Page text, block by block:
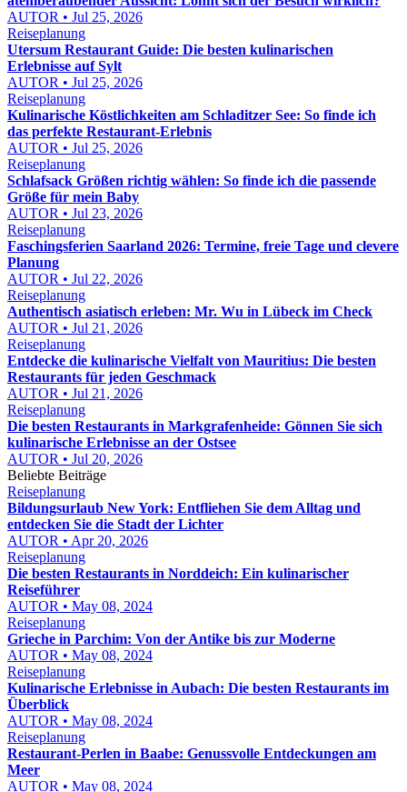
AUTOR • Jul 25, 2026
Reiseplanung
Utersum Restaurant Guide: Die besten kulinarischen
Erlebnisse auf Sylt
AUTOR • Jul 25, 2026
Reiseplanung
Kulinarische Köstlichkeiten am Schladitzer See: So finde ich
das perfekte Restaurant-Erlebnis
AUTOR • Jul 25, 2026
Reiseplanung
Schlafsack Größen richtig wählen: So finde ich die passende
Größe für mein Baby
AUTOR • Jul 23, 2026
Reiseplanung
Faschingsferien Saarland 2026: Termine, freie Tage und clevere
Planung
AUTOR • Jul 22, 2026
Reiseplanung
Authentisch asiatisch erleben: Mr. Wu in Lübeck im Check
AUTOR • Jul 21, 2026
Reiseplanung
Entdecke die kulinarische Vielfalt von Mauritius: Die besten
Restaurants für jeden Geschmack
AUTOR • Jul 21, 2026
Reiseplanung
Die besten Restaurants in Markgrafenheide: Gönnen Sie sich
kulinarische Erlebnisse an der Ostsee
AUTOR • Jul 20, 2026
Beliebte Beiträge
Reiseplanung
Bildungsurlaub New York: Entfliehen Sie dem Alltag und
entdecken Sie die Stadt der Lichter
AUTOR • Apr 20, 2026
Reiseplanung
Die besten Restaurants in Norddeich: Ein kulinarischer
Reiseführer
AUTOR • May 08, 2024
Reiseplanung
Grieche in Parchim: Von der Antike bis zur Moderne
AUTOR • May 08, 2024
Reiseplanung
Kulinarische Erlebnisse in Aubach: Die besten Restaurants im
Überblick
AUTOR • May 08, 2024
Reiseplanung
Restaurant-Perlen in Baabe: Genussvolle Entdeckungen am
Meer
AUTOR • May 08, 2024